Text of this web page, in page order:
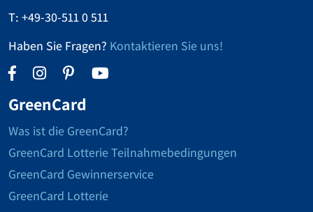
T: +49-30-511 0 511
Haben Sie Fragen? Kontaktieren Sie uns!
GreenCard
Was ist die GreenCard?
GreenCard Lotterie Teilnahmebedingungen
GreenCard Gewinnerservice
GreenCard Lotterie